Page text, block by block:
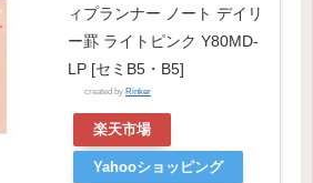
ィプランナー ノート デイリ
ー罫 ライトピンク Y80MD-
LP [セミB5・B5]
created by Rinker
楽天市場
Yahooショッピング